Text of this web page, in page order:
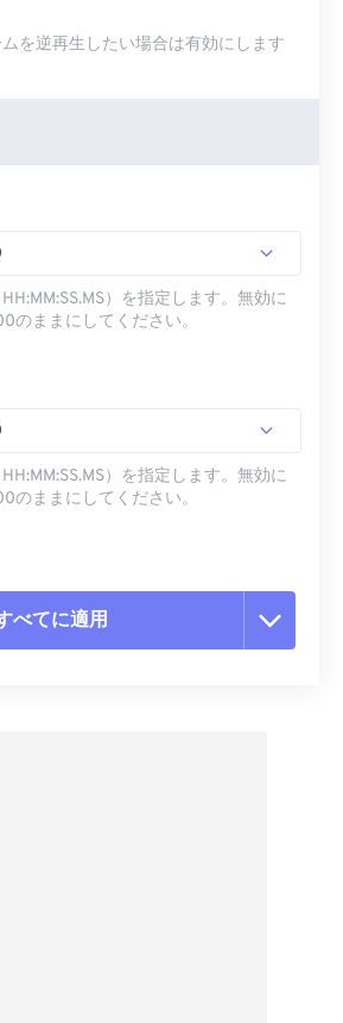
を逆再生したい場合は有効にします
）を指定します。無効に
ままにしてください。
）を指定します。無効に
ままにしてください。
べてに適用